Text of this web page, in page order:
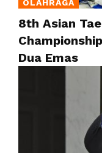
OLAHRAGA
8th Asian
Dua Emas